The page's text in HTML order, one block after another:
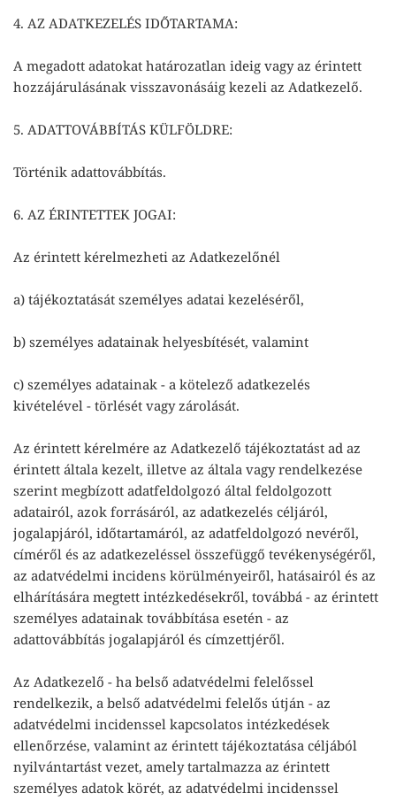
4. AZ ADATKEZELÉS IDŐTARTAMA:
A megadott adatokat határozatlan ideig vagy az érintett
hozzájárulásának visszavonásáig kezeli az Adatkezelő.
5. ADATTOVÁBBÍTÁS KÜLFÖLDRE:
Történik adattovábbítás.
6. AZ ÉRINTETTEK JOGAI:
Az érintett kérelmezheti az Adatkezelőnél
a) tájékoztatását személyes adatai kezeléséről,
b) személyes adatainak helyesbítését, valamint
c) személyes adatainak - a kötelező adatkezelés
kivételével - törlését vagy zárolását.
Az érintett kérelmére az Adatkezelő tájékoztatást ad az
érintett általa kezelt, illetve az általa vagy rendelkezése
szerint megbízott adatfeldolgozó által feldolgozott
adatairól, azok forrásáról, az adatkezelés céljáról,
jogalapjáról, időtartamáról, az adatfeldolgozó nevéről,
címéről és az adatkezeléssel összefüggő tevékenységéről,
az adatvédelmi incidens körülményeiről, hatásairól és az
elhárítására megtett intézkedésekről, továbbá - az érintett
személyes adatainak továbbítása esetén - az
adattovábbítás jogalapjáról és címzettjéről.
Az Adatkezelő - ha belső adatvédelmi felelőssel
rendelkezik, a belső adatvédelmi felelős útján - az
adatvédelmi incidenssel kapcsolatos intézkedések
ellenőrzése, valamint az érintett tájékoztatása céljából
nyilvántartást vezet, amely tartalmazza az érintett
személyes adatok körét, az adatvédelmi incidenssel